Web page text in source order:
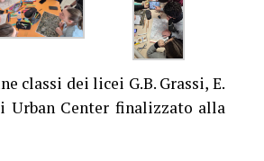
classi dei licei G.B. Grassi, E.
Urban Center finalizzato alla